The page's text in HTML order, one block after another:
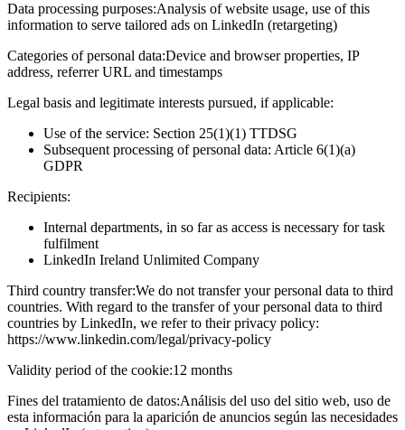
Data processing purposes:Analysis of website usage, use of this
information to serve tailored ads on LinkedIn (retargeting)
Categories of personal data:Device and browser properties, IP
address, referrer URL and timestamps
Legal basis and legitimate interests pursued, if applicable:
Use of the service: Section 25(1)(1) TTDSG
Subsequent processing of personal data: Article 6(1)(a)
GDPR
Recipients:
Internal departments, in so far as access is necessary for task
fulfilment
LinkedIn Ireland Unlimited Company
Third country transfer:We do not transfer your personal data to third
countries. With regard to the transfer of your personal data to third
countries by LinkedIn, we refer to their privacy policy:
https://www.linkedin.com/legal/privacy-policy
Validity period of the cookie:12 months
Fines del tratamiento de datos:Análisis del uso del sitio web, uso de
esta información para la aparición de anuncios según las necesidades